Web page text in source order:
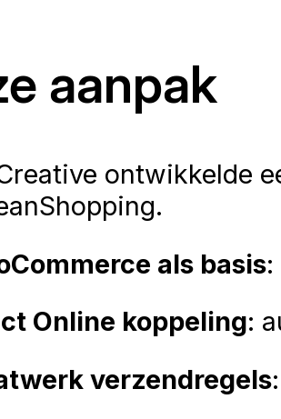
aanpak
ontwikkelde
als basis
Online koppeling:
verzendregels